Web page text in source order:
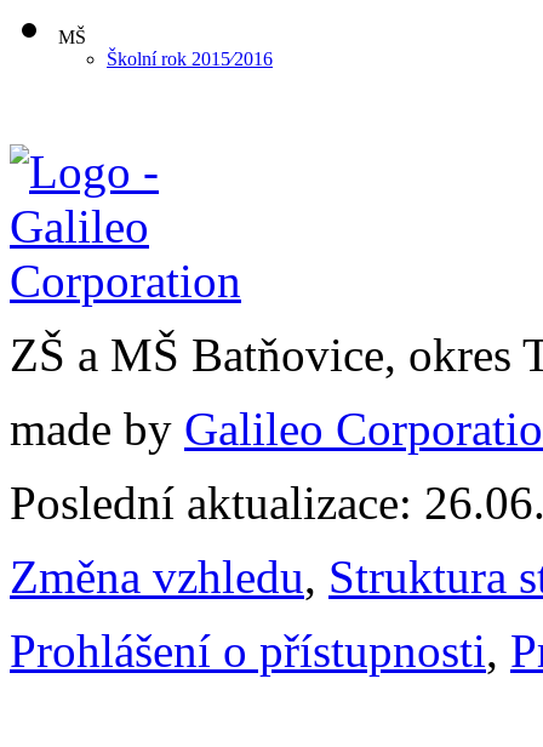
MŠ
Školní rok 2015⁄2016
ZŠ a MŠ Batňovice, okres
made by Galileo
Poslední aktualizace:
Změna vzhledu, Struktura
Prohlášení o přístupnosti,